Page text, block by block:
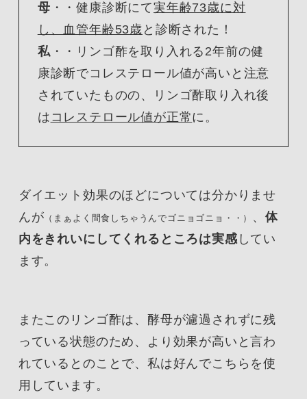
母 ・・健康診断にて実年齢73歳に対
し、血管年齢53歳 と診断された！
私・・リンゴ酢を取り入れる2年前の健
康診断でコレステロール値が高いと注意
されていたものの、リンゴ酢取り入れ後
は コレステロール値が正常に。
ダイエット効果のほどについては分かりませ
んが （まぁよく間食しちゃうんでゴニョゴニョ・・） 、体
内をきれいにしてくれるところは実感してい
ます。
またこのリンゴ酢は、酵母が濾過されずに残
っている状態のため、より効果が高いと言わ
れているとのことで、私は好んでこちらを使
用しています。